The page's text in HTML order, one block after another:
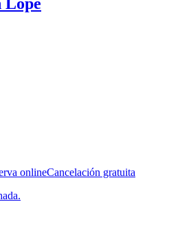
onlineCancelación gratuita